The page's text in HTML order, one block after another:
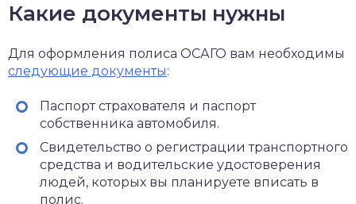
Какие документы нужны
Для оформления полиса ОСАГО вам необходимы
следующие документы:
Паспорт страхователя и паспорт
собственника автомобиля.
Свидетельство о регистрации транспортного
средства и водительские удостоверения
людей, которых вы планируете вписать в
полис.